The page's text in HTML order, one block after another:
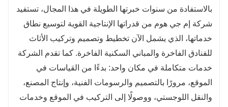
بالاستفادة من سنوات خبرتها الطويلة في هذا المجال، تستفيد
شركة إم جي هوم من قدراتها الإنتاجية القوية لتوسيع نطاق
خدماتها، الذي يشمل الآن تخطيط وتصميم وتركيب الأثاث
للفنادق الفاخرة والمباني السكنية الفاخرة. كما تقدم الشركة
خدمات متكاملة في مكان واحد: بدءًا من القياسات في
الموقع، مرورًا بالتصميم والرسومات الفنية، وإنتاج المصنع،
والنقل اللوجستي، ووصولًا إلى التركيب في الموقع وخدمات